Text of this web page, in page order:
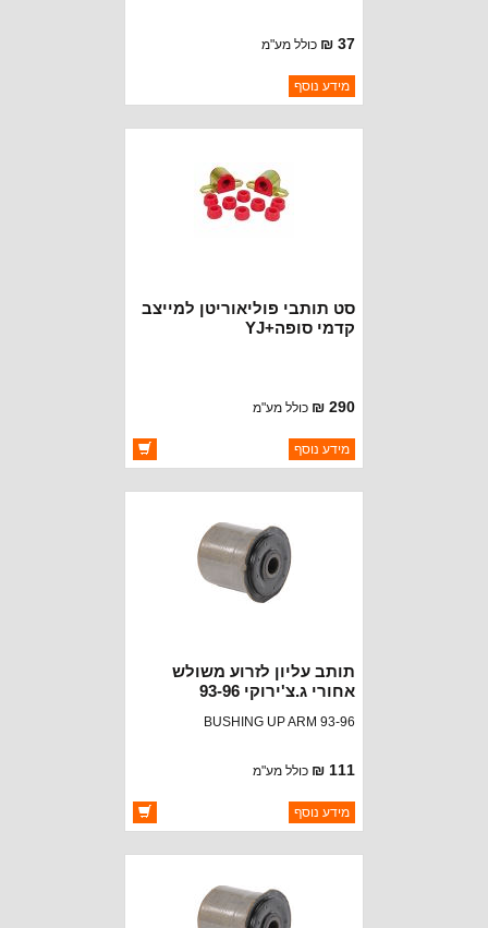
37 ₪ כולל מע"מ
ברקוד: 5272506AA
יצרן:CROWN AUTOMOTIVE
מידע נוסף
סט תותבי פוליאוריטן למייצב
קדמי סופה+YJ
290 ₪ כולל מע"מ
ברקוד: 1-1107
יצרן:RUGGED RIDGE
מידע נוסף
תותב עליון לזרוע משולש
אחורי ג.צ'ירוקי 93-96
BUSHING UP ARM 93-96
111 ₪ כולל מע"מ
ברקוד: 52038020
יצרן:OAKMAN OFFROAD
מידע נוסף